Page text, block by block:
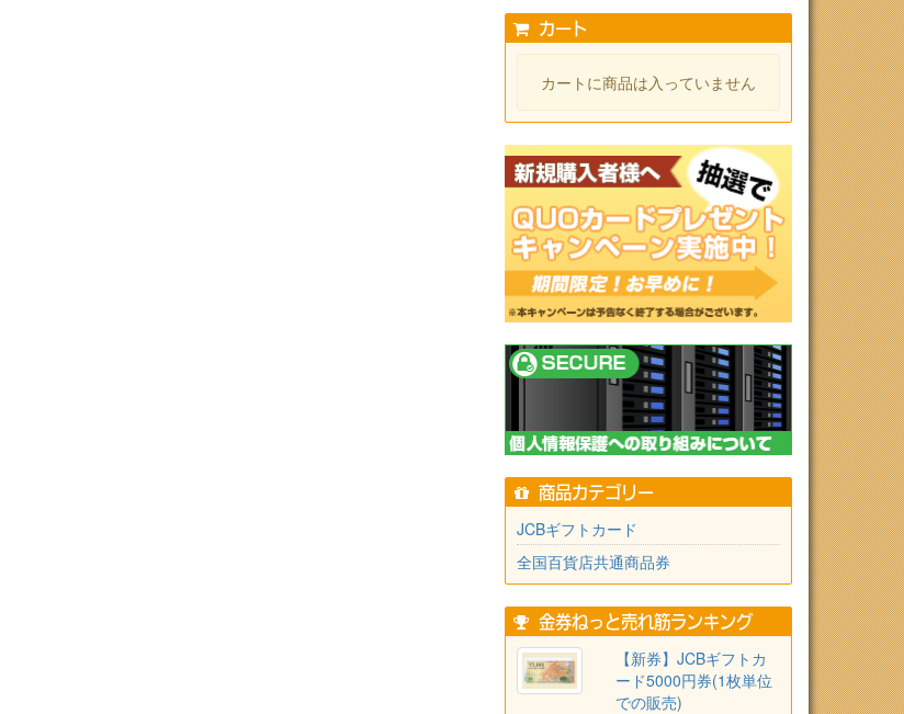
カート
カートに商品は入っていません
商品カテゴリー
JCBギフトカード
全国百貨店共通商品券
金券ねっと売れ筋ランキング
【新券】JCBギフトカ
ード5000円券(1枚単位
での販売)